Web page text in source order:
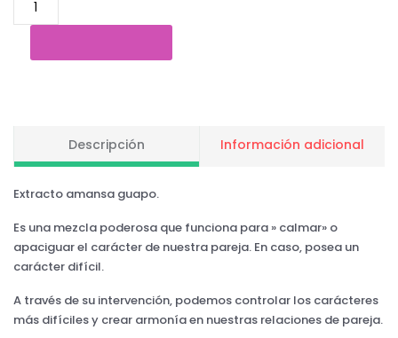
Descripción Información adicional
Extracto amansa guapo.
Es una mezcla poderosa que funciona para » calmar» o
apaciguar el carácter de nuestra pareja. En caso, posea un
carácter difícil.
A través de su intervención, podemos controlar los carácteres
más difíciles y crear armonía en nuestras relaciones de pareja.